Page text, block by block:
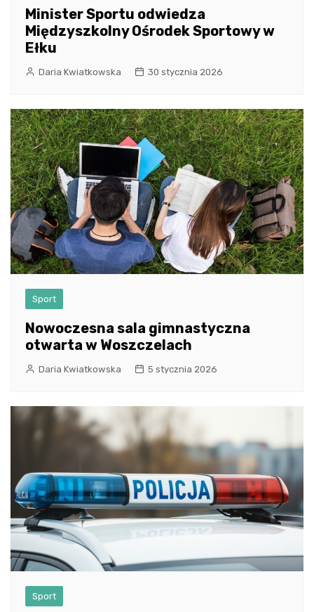
Minister Sportu odwiedza
Międzyszkolny Ośrodek Sportowy w
Ełku
Daria Kwiatkowska 30 stycznia 2026
Sport
Nowoczesna sala gimnastyczna
otwarta w Woszczelach
Daria Kwiatkowska 5 stycznia 2026
Sport